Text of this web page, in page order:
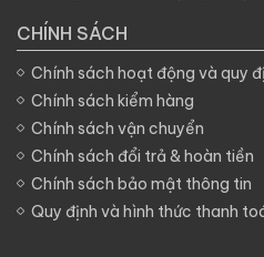
CHÍNH SÁCH
Chính sách hoạt động và quy
Chính sách kiểm hàng
Chính sách vận chuyển
Chính sách đổi trả & hoàn tiền
Chính sách bảo mật thông tin
Quy định và hình thức thanh